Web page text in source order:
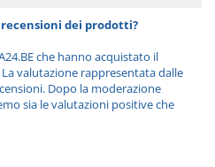
dei prodotti?
che hanno acquistato il
valutazione rappresentata dalle
Dopo la moderazione
sia le valutazioni positive che